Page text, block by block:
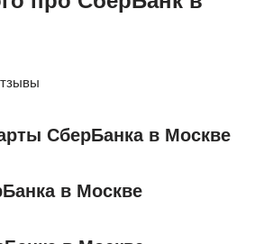
СберБанка в Москве
в Москве